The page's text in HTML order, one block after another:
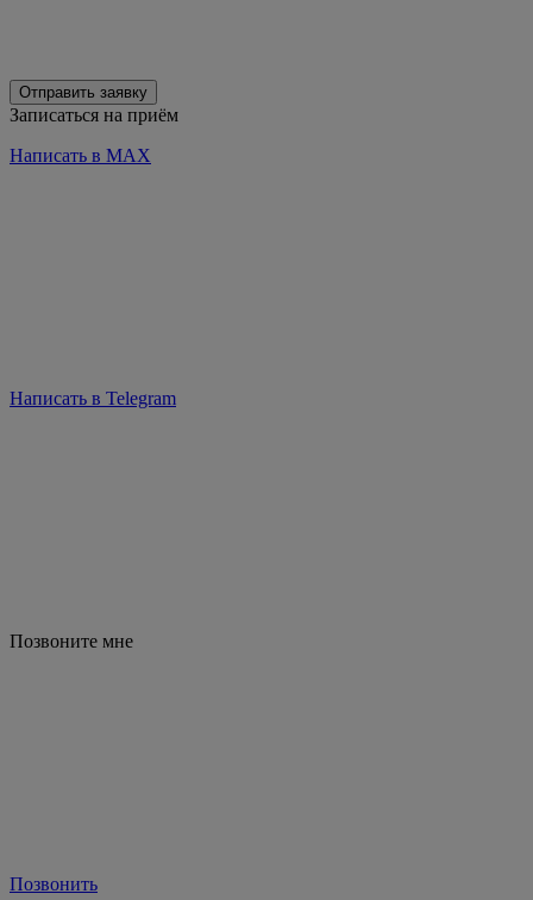
Отправить заявку
Записаться на приём
Написать в MAX
Написать в Telegram
Позвоните мне
Позвонить